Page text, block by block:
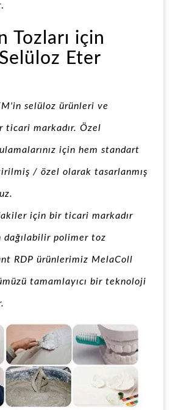
Tozları için
Eter
selüloz ürünleri ve
markadır. Özel
için hem standart
/ özel olarak tasarlanmış
için bir ticari markadır
dağılabilir polimer toz
RDP ürünlerimiz MelaColl
tamamlayıcı bir teknoloji